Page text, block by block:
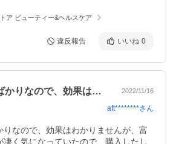
ア ビューティー&ヘルスケア
違反報告 いいね 0
まだ使い始めたばかりなので、効果はわか… 2022/11/16
aft********さん
りなので、効果はわかりませんが、富
く気になっていたので、購入したし